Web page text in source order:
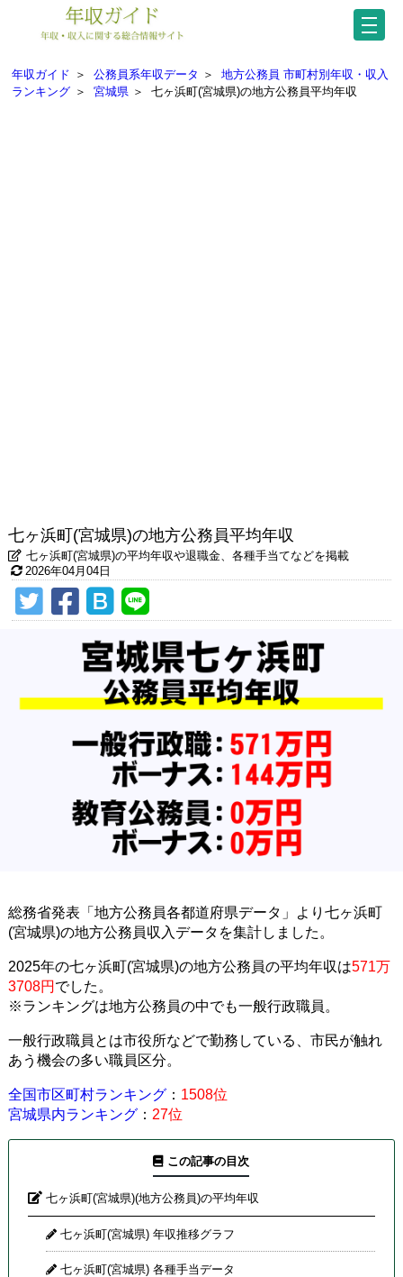
年収ガイド ＞ 公務員系年収データ ＞
地方公務員 市町村別年収・収入
ランキング ＞ 宮城県 ＞ 七ヶ浜町(宮城県)の地方公務員平均年収
七ヶ浜町(宮城県)の地方公務員平均年収
七ヶ浜町(宮城県)の平均年収や退職金、各種手当てなどを掲載
2026年04月04日
総務省発表「地方公務員各都道府県データ」より七ヶ浜町
(宮城県)の地方公務員収入データを集計しました。
2025年の七ヶ浜町(宮城県)の地方公務員の平均年収は571万
3708円 でした。
※ランキングは地方公務員の中でも一般行政職員。
一般行政職員とは市役所などで勤務している、市民が触れ
あう機会の多い職員区分。
全国市区町村ランキング： 1508位
宮城県内ランキング： 27位
この記事の目次
七ヶ浜町(宮城県)(地方公務員)の平均年収
七ヶ浜町(宮城県) 年収推移グラフ
七ヶ浜町(宮城県) 各種手当データ